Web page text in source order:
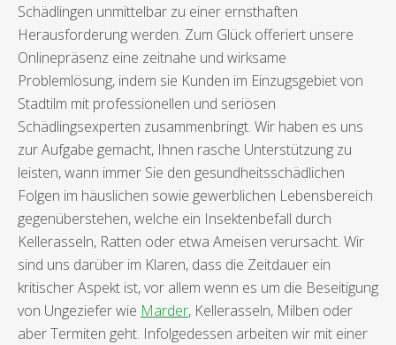
Schädlingen unmittelbar zu einer ernsthaften
Herausforderung werden. Zum Glück offeriert unsere
Onlinepräsenz eine zeitnahe und wirksame
Problemlösung, indem sie Kunden im Einzugsgebiet von
Stadtilm mit professionellen und seriösen
Schädlingsexperten zusammenbringt. Wir haben es uns
zur Aufgabe gemacht, Ihnen rasche Unterstützung zu
leisten, wann immer Sie den gesundheitsschädlichen
Folgen im häuslichen sowie gewerblichen Lebensbereich
gegenüberstehen, welche ein Insektenbefall durch
Kellerasseln, Ratten oder etwa Ameisen verursacht. Wir
sind uns darüber im Klaren, dass die Zeitdauer ein
kritischer Aspekt ist, vor allem wenn es um die Beseitigung
von Ungeziefer wie Marder, Kellerasseln, Milben oder
aber Termiten geht. Infolgedessen arbeiten wir mit einer